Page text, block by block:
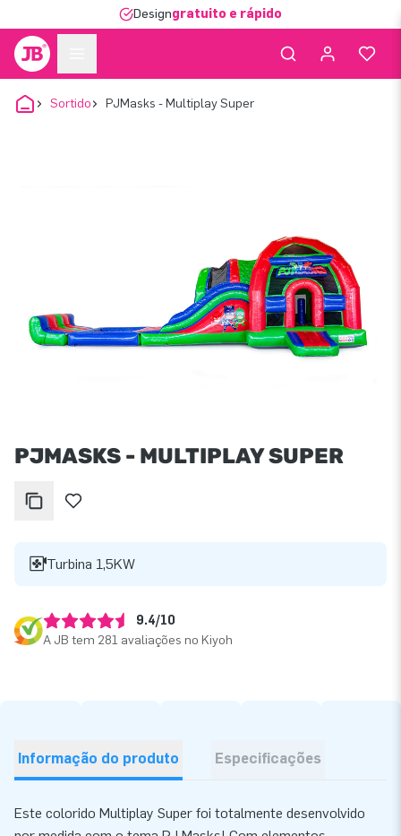
Designgratuito e rápido
Sortido PJMasks - Multiplay Super
PJMASKS - MULTIPLAY SUPER
Turbina 1,5KW
9.4/10
A JB tem 281 avaliações no Kiyoh
Informação do produto Especificações
Este colorido Multiplay Super foi totalmente desenvolvido